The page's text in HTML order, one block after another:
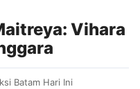
Vihara
Batam Hari Ini